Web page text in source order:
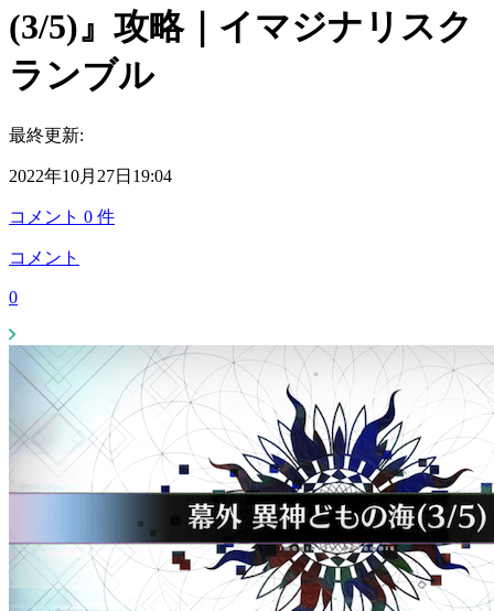
(3/5)』攻略｜イマジナリスク
ランブル
最終更新:
2022年10月27日19:04
コメント 0 件
コメント
0